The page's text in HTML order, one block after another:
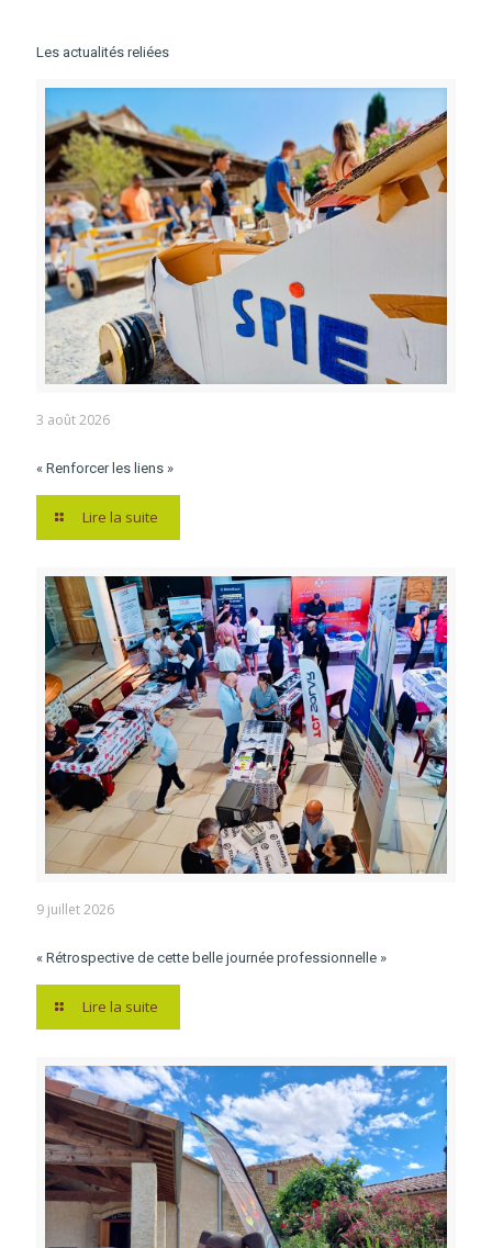
Les actualités reliées
3 août 2026
« Renforcer les liens »
Lire la suite
9 juillet 2026
« Rétrospective de cette belle journée professionnelle »
Lire la suite